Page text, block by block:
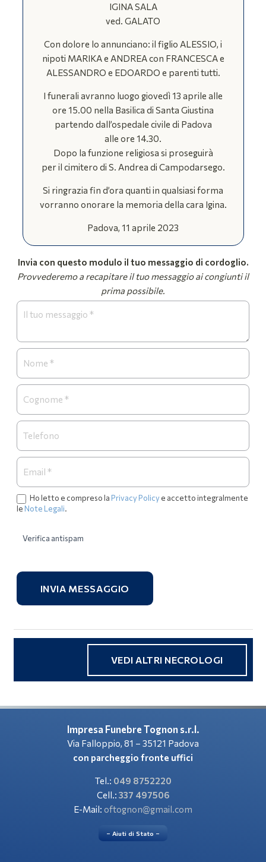
IGINA SALA
ved. GALATO
Con dolore lo annunciano: il figlio ALESSIO, i
nipoti MARIKA e ANDREA con FRANCESCA e
ALESSANDRO e EDOARDO e parenti tutti.
I funerali avranno luogo giovedì 13 aprile alle
ore 15.00 nella Basilica di Santa Giustina
partendo dall’ospedale civile di Padova
alle ore 14.30.
Dopo la funzione religiosa si proseguirà
per il cimitero di S. Andrea di Campodarsego.
Si ringrazia fin d’ora quanti in qualsiasi forma
vorranno onorare la memoria della cara Igina.
Padova, 11 aprile 2023
Invia con questo modulo il tuo messaggio di cordoglio.
Provvederemo a recapitare il tuo messaggio ai congiunti il
prima possibile.
Form
Necrologi
Ho letto e compreso la Privacy Policye accetto integralmente
le Note Legali.
Verifica antispam
INVIA MESSAGGIO
VEDI ALTRI NECROLOGI
Impresa Funebre Tognon s.r.l.
Via Falloppio, 81 – 35121 Padova
con parcheggio fronte uffici
Tel.: 049 8752220
Cell.: 337 497506
E-Mail: oftognon@gmail.com
– Aiuti di Stato –